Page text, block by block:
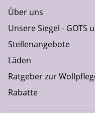
Über uns
Unsere Siegel - GOTS
Stellenangebote
Läden
Ratgeber zur
Rabatte